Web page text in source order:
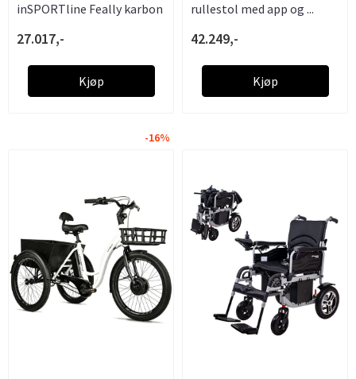
inSPORTline Feally karbon
27.017,-
Kjøp
rullestol med app og ...
42.249,-
Kjøp
-16%